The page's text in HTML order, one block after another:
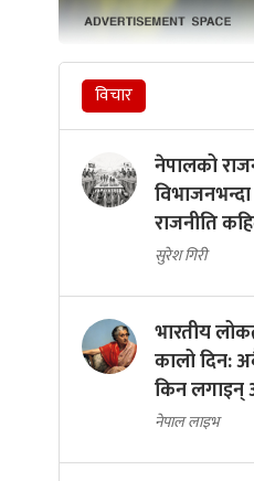
विचार
नेपालको
राजनीति
सुरेश गिरी
भारतीय
कालो दिन:
किन
नेपाल लाइभ